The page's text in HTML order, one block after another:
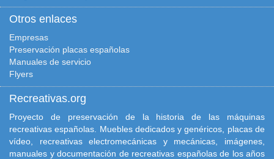
Otros enlaces
Empresas
Preservación placas españolas
Manuales de servicio
Flyers
Recreativas.org
Proyecto de preservación de la historia de las máquinas
recreativas españolas. Muebles dedicados y genéricos, placas de
vídeo, recreativas electromecánicas y mecánicas, imágenes,
manuales y documentación de recreativas españolas de los años